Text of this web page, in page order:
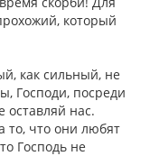
который
как сильный, не
Господи, посреди
оставляй нас.
то, что они любят
Господь не